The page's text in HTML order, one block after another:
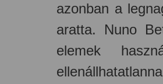
azonban a
aratta. Nuno
elemek